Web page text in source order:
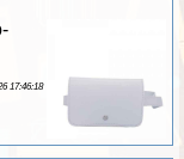
17:46:18